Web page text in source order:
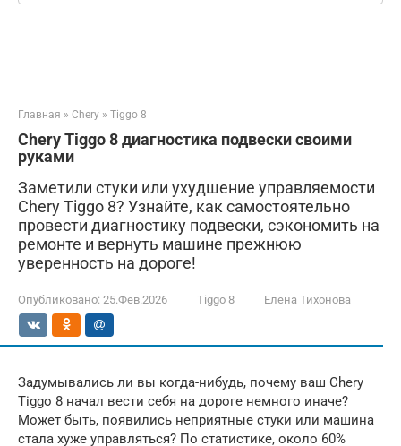
Главная » Chery » Tiggo 8
Chery Tiggo 8 диагностика подвески своими
руками
Заметили стуки или ухудшение управляемости
Chery Tiggo 8? Узнайте, как самостоятельно
провести диагностику подвески, сэкономить на
ремонте и вернуть машине прежнюю
уверенность на дороге!
Опубликовано: 25.Фев.2026 Tiggo 8 Елена Тихонова
Задумывались ли вы когда-нибудь, почему ваш Chery
Tiggo 8 начал вести себя на дороге немного иначе?
Может быть, появились неприятные стуки или машина
стала хуже управляться? По статистике, около 60%